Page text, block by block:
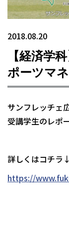
2018.08.20
【経済学
ポーツマ
サンフレッチェ
受講学生のレポ
詳しくはコチ
https://